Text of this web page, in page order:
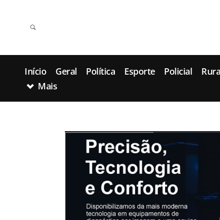
Início Geral Política Esporte Policial
Mais